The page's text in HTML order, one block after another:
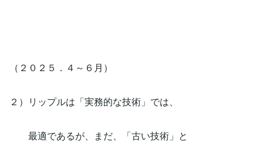
（２０２５．４～６月）
２）リップルは「実務的な技術」では、
最適であるが、まだ、「古い技術」と